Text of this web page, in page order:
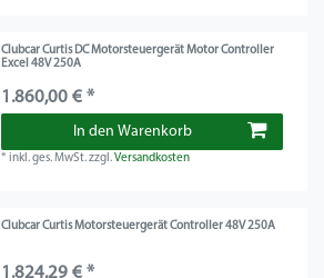
Clubcar Curtis DC Motorsteuergerät Motor Controller
Excel 48V 250A
1.860,00 € *
In den Warenkorb
*inkl. ges. MwSt.zzgl.Versandkosten
Clubcar Curtis Motorsteuergerät Controller 48V 250A
1.824,29 € *